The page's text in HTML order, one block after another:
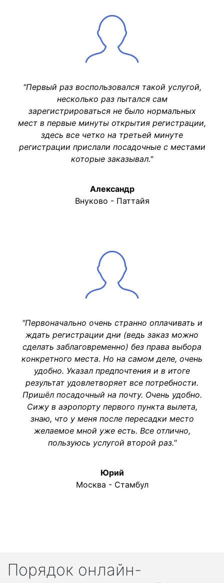
"Первый раз воспользовался такой услугой,
несколько раз пытался сам
зарегистрироваться не было нормальных
мест в первые минуты открытия регистрации,
здесь все четко на третьей минуте
регистрации прислали посадочные с местами
которые заказывал."
Александр
Внуково - Паттайя
"Первоначально очень странно оплачивать и
ждать регистрации дни (ведь заказ можно
сделать заблаговременно) без права выбора
конкретного места. Но на самом деле, очень
удобно. Указал предпочтения и в итоге
результат удовлетворяет все потребности.
Пришёл посадочный на почту. Очень удобно.
Сижу в аэропорту первого пункта вылета,
знаю, что у меня после пересадки место
желаемое мной уже есть. Все отлично,
пользуюсь услугой второй раз."
Юрий
Москва - Стамбул
Порядок онлайн-